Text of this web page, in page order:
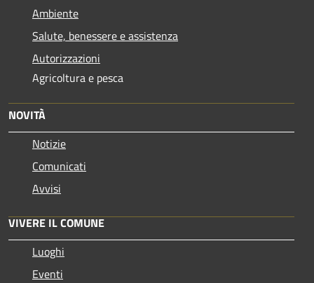
Ambiente
Salute, benessere e assistenza
Autorizzazioni
Agricoltura e pesca
NOVITÀ
Notizie
Comunicati
Avvisi
VIVERE IL COMUNE
Luoghi
Eventi